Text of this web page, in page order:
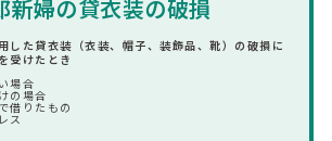
新婦の貸衣装の破損
した貸衣装（衣装、帽子、装飾品、靴）の破損に
受けたとき
場合
の場合
借りたもの
ス